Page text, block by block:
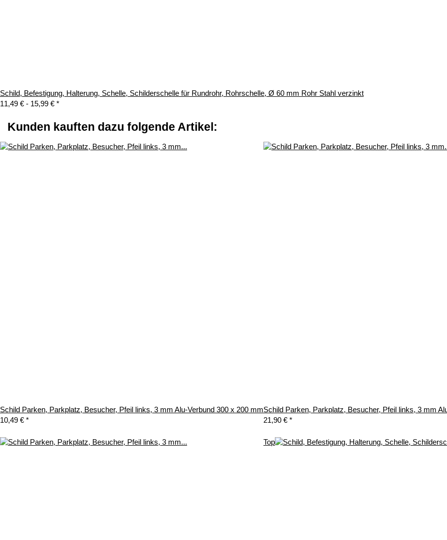
Schild, Befestigung, Halterung, Schelle, Schilderschelle für Rundrohr, Rohrschelle, Ø 60 mm Rohr Stahl verzinkt
11,49 € - 15,99 € *
Kunden kauften dazu folgende Artikel:
Schild Parken, Parkplatz, Besucher, Pfeil links, 3 mm Alu-Verbund 300 x 200 mm
10,49 € *
Schild Parken, Parkplatz, Besucher, Pfeil links, 3 mm
21,90 € *
Top